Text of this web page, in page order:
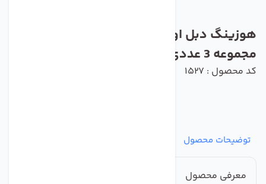
هوزینگ دبل اورینگ تصفیه کننده آب
مجموعه 3 عددی
کد محصول : 1527
توضیحات محصول
معرفی محصول